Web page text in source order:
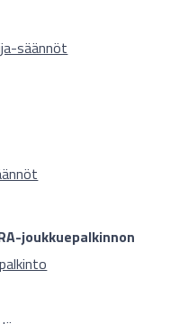
säännöt
joukkuepalkinnon